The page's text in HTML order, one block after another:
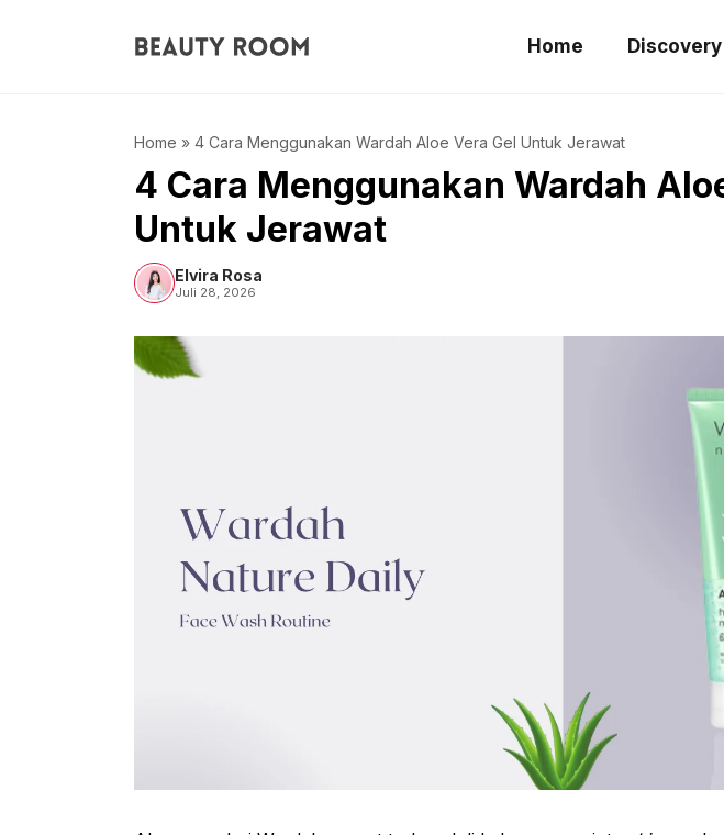
Home Discovery
Home » 4 Cara Menggunakan Wardah Aloe Vera Gel Untuk Jerawat
4 Cara Menggunakan Wardah
Untuk Jerawat
Elvira Rosa
Juli 28, 2026